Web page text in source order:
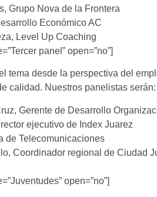
Grupo Nova de la Frontera
Económico AC
Level Up Coaching
panel” open=”no”]
tema desde la perspectiva del
calidad. Nuestros panelistas serán:
Gerente de Desarrollo
ejecutivo de Index Juarez
de Telecomunicaciones
Coordinador regional de Ciudad
open=”no”]